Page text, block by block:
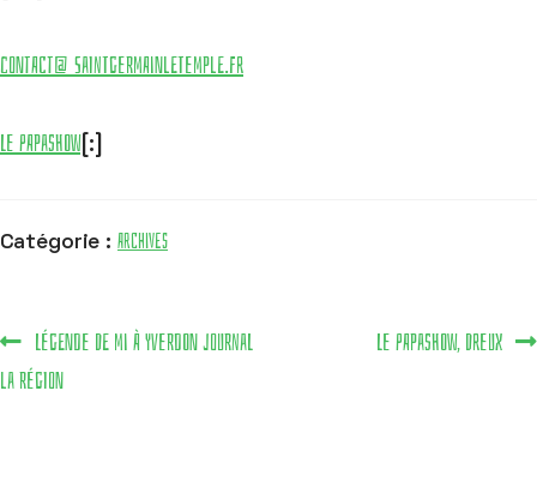
contact@saintgermainletemple.fr
Le PapaShow [:]
Catégorie : Archives
Légende de Mi à Yverdon Journal
la Région
Le PapaShow, Dreux